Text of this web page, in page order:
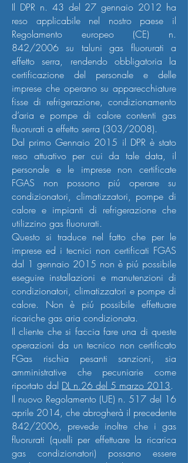
Il DPR n. 43 del 27 gennaio 2012 ha
reso applicabile nel nostro paese il
Regolamento europeo (CE) n.
842/2006 su taluni gas fluorurati a
effetto serra, rendendo obbligatoria la
certificazione del personale e delle
imprese che operano su apparecchiature
fisse di refrigerazione, condizionamento
d’aria e pompe di calore contenti gas
fluorurati a effetto serra (303/2008).
Dal primo Gennaio 2015 il DPR è stato
reso attuativo per cui da tale data, il
personale e le imprese non certificate
FGAS non possono piú operare su
condizionatori, climatizzatori, pompe di
calore e impianti di refrigerazione che
utilizzino gas fluorurati.
Questo si traduce nel fatto che per le
imprese ed i tecnici non certificati FGAS
dal 1 gennaio 2015 non è piú possibile
eseguire installazioni e manutenzioni di
condizionatori, climatizzatori e pompe di
calore. Non è piú possibile effettuare
ricariche gas aria condizionata.
Il cliente che si faccia fare una di queste
operazioni da un tecnico non certificato
FGas rischia pesanti sanzioni, sia
amministrative che pecuniarie come
riportato dal DL n.26 del 5 marzo 2013.
Il nuovo Regolamento (UE) n. 517 del 16
aprile 2014, che abrogherà il precedente
842/2006, prevede inoltre che i gas
fluorurati (quelli per effettuare la ricarica
gas condizionatori) possano essere